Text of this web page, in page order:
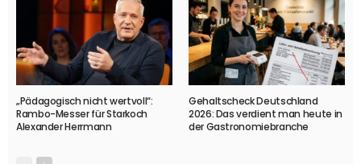
„Pädagogisch nicht wertvoll“:
Rambo-Messer für Starkoch
Alexander Herrmann
Gehaltscheck Deutschland
2026: Das verdient man heute in
der Gastronomiebranche